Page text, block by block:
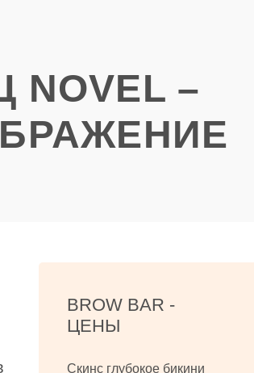
–
BROW BAR -
ЦЕНЫ
Скинс глубокое бикини